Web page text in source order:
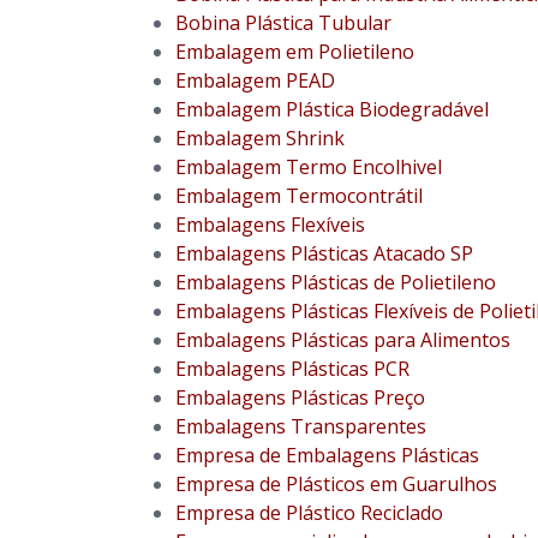
Bobina Plástica Tubular
Embalagem em Polietileno
Embalagem PEAD
Embalagem Plástica Biodegradável
Embalagem Shrink
Embalagem Termo Encolhivel
Embalagem Termocontrátil
Embalagens Flexíveis
Embalagens Plásticas Atacado SP
Embalagens Plásticas de Polietileno
Embalagens Plásticas Flexíveis de
Embalagens Plásticas para Alimentos
Embalagens Plásticas PCR
Embalagens Plásticas Preço
Embalagens Transparentes
Empresa de Embalagens Plásticas
Empresa de Plásticos em Guarulhos
Empresa de Plástico Reciclado